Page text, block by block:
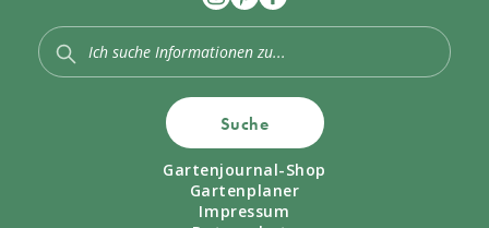
Suche
Gartenjournal-Shop
Gartenplaner
Impressum